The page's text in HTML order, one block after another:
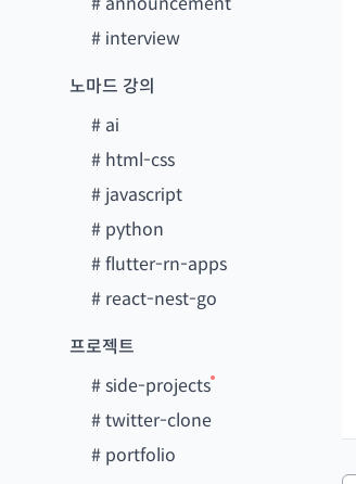
# interview
노마드 강의
# ai
# html-css
# javascript
# python
#flutter-rn-apps
# react-nest-go
프로젝트
#side-projects
#twitter-clone
# portfolio